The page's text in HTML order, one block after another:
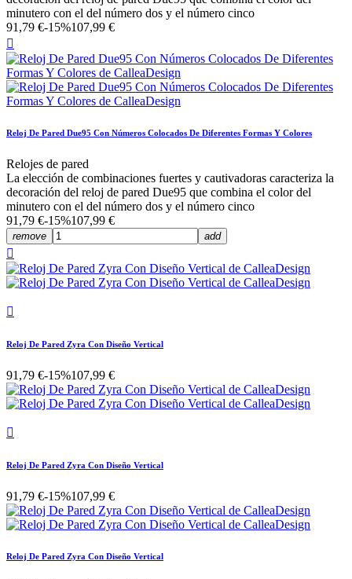
minutero con el del número dos y el número cinco
91,79 €-15%107,99 €

Reloj De Pared Due95 Con Números Colocados De Diferentes Formas Y Colores
Relojes de pared
La elección de combinaciones fuertes y cautivadoras caracteriza la
decoración del reloj de pared Due95 que combina el color del
minutero con el del número dos y el número cinco
91,79 €-15%107,99 €
remove add


Reloj De Pared Zyra Con Diseño Vertical
91,79 €-15%107,99 €

Reloj De Pared Zyra Con Diseño Vertical
91,79 €-15%107,99 €
Reloj De Pared Zyra Con Diseño Vertical